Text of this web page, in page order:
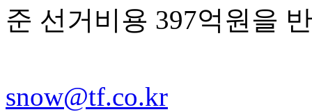
준 선거비용 397억원을
snow@tf.co.kr